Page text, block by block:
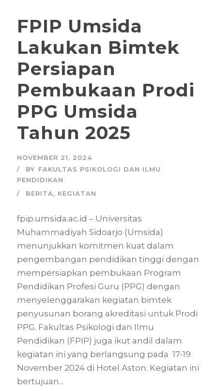
FPIP Umsida
Lakukan Bimtek
Persiapan
Pembukaan Prodi
PPG Umsida
Tahun 2025
NOVEMBER 21, 2024
BY FAKULTAS PSIKOLOGI DAN ILMU
PENDIDIKAN
BERITA, KEGIATAN
fpip.umsida.ac.id – Universitas
Muhammadiyah Sidoarjo (Umsida)
menunjukkan komitmen kuat dalam
pengembangan pendidikan tinggi dengan
mempersiapkan pembukaan Program
Pendidikan Profesi Guru (PPG) dengan
menyelenggarakan kegiatan bimtek
penyusunan borang akreditasi untuk Prodi
PPG. Fakultas Psikologi dan Ilmu
Pendidikan (FPIP) juga ikut andil dalam
kegiatan ini yang berlangsung pada 17-19
November 2024 di Hotel Aston. Kegiatan ini
bertujuan...